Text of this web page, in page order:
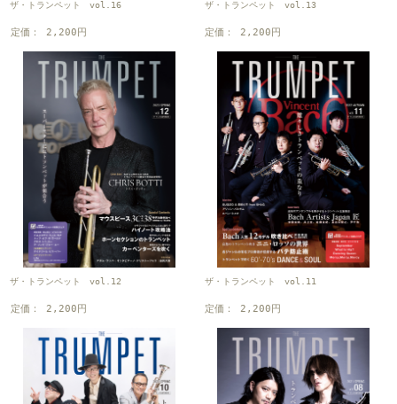
ザ・トランペット vol.16
定価： 2,200円
ザ・トランペット vol.13
定価： 2,200円
ザ・トランペット vol.12
定価： 2,200円
ザ・トランペット vol.11
定価： 2,200円